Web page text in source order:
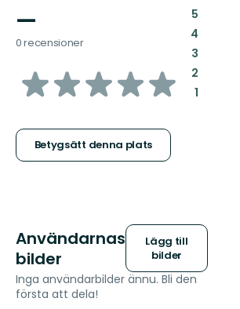
—
0 recensioner
av
stjärnor
Betygsätt denna plats
5:
4:
3:
2:
1:
Användarnas
bilder
Lägg till
bilder
Inga användarbilder ännu. Bli den
första att dela!